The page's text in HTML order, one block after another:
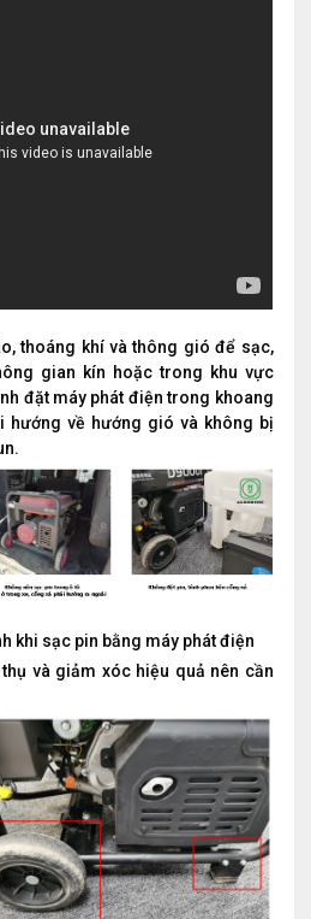
thoáng khí và thông gió để sạc,
gian kín hoặc trong khu vực
đặt máy phát điện trong khoang
hướng về hướng gió và không bị
khi sạc pin bằng máy phát điện
và giảm xóc hiệu quả nên cần